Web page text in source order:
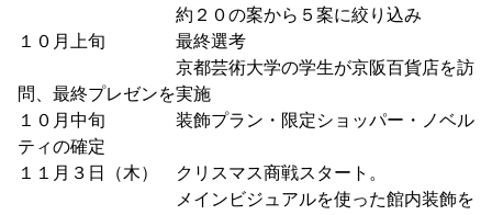
約２０の案から５案に絞り込み
１０月上旬 最終選考
京都芸術大学の学生が京阪百貨店を訪
問、最終プレゼンを実施
１０月中旬 装飾プラン・限定ショッパー・ノベル
ティの確定
１１月３日（木） クリスマス商戦スタート。
メインビジュアルを使った館内装飾を